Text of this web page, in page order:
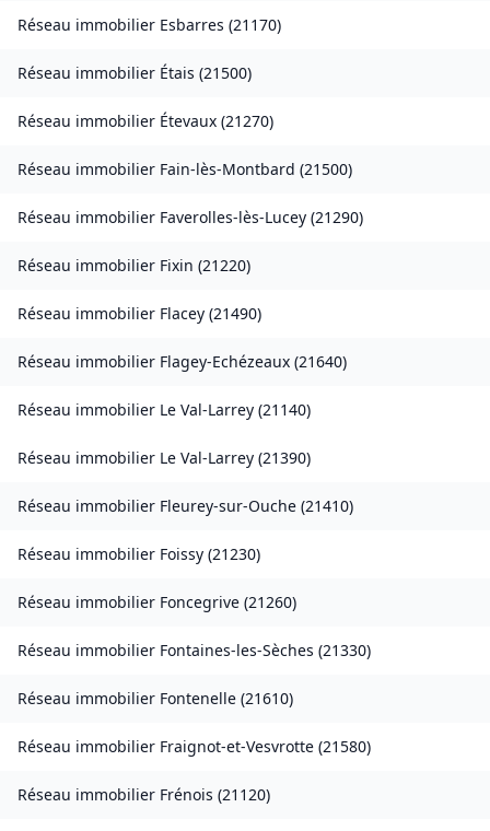
Réseau immobilier Esbarres (21170)
Réseau immobilier Étais (21500)
Réseau immobilier Étevaux (21270)
Réseau immobilier Fain-lès-Montbard (21500)
Réseau immobilier Faverolles-lès-Lucey (21290)
Réseau immobilier Fixin (21220)
Réseau immobilier Flacey (21490)
Réseau immobilier Flagey-Echézeaux (21640)
Réseau immobilier Le Val-Larrey (21140)
Réseau immobilier Le Val-Larrey (21390)
Réseau immobilier Fleurey-sur-Ouche (21410)
Réseau immobilier Foissy (21230)
Réseau immobilier Foncegrive (21260)
Réseau immobilier Fontaines-les-Sèches (21330)
Réseau immobilier Fontenelle (21610)
Réseau immobilier Fraignot-et-Vesvrotte (21580)
Réseau immobilier Frénois (21120)